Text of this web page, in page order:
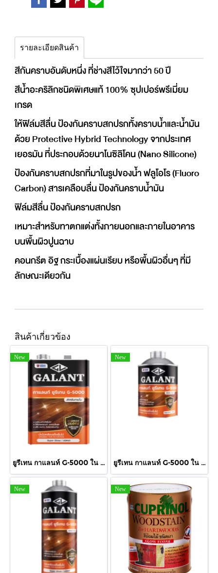
รายละเอียดสินค้า
สีกันคราบอันดับหนึ่ง ที่ช่างสีไว้ใจมากว่า 50 ปี
สีน้ำอะคริลิกชนิดพิเศษแท้ 100% ซุปเปอร์พรีเมี่ยม
เกรด
ให้ฟิล์มสีลื่น ป้องกันคราบสกปรกทั้งคราบน้ำและน้ำมัน
ด้วย Protective Hybrid Technology จากประเทศ
เยอรมัน ที่ประกอบด้วยนาโนซิลิโคน (Nano Silicone)
ป้องกันคราบสกปรกที่มาในรูปของน้ำ ฟลูโอโร (Fluoro
Carbon) สารเคลือบลื่น ป้องกันคราบน้ำมัน
ฟิล์มสีลื่น ป้องกันคราบสกปรก
เหมาะสําหรับทาตกแต่งทั้งภายนอกและภายในอาคาร
บนพื้นผิวปูนฉาบ
คอนกรีต อิฐ กระเบื้องแผ่นเรียบ หรือพื้นผิวอื่นๆ ที่มี
ลักษณะเดียวกัน
สินค้าเกี่ยวข้อง
New
ยูรีเทน กาแลนท์ G-5000 ใน กล.
New
ยูรีเทน กาแลนท์ G-5000 ใน 460cc.
New New